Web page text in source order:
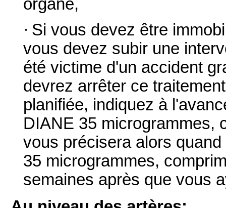
organe,
· Si vous devez être
vous devez subir une
été victime d'un accident
devrez arrêter ce
planifiée, indiquez à
DIANE 35 microgrammes,
vous précisera alors
35 microgrammes,
semaines après que vous